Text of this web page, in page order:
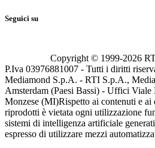
Seguici su
Copyright © 1999-2026
P.Iva 03976881007 - Tutti i diritti
Mediamond S.p.A. - RTI S.p.A.,
Amsterdam (Paesi Bassi) - Uffici
Monzese (MI)Rispetto ai contenuti e ai
riprodotti è vietata ogni utilizzazione
sistemi di intelligenza artificiale
espresso di utilizzare mezzi